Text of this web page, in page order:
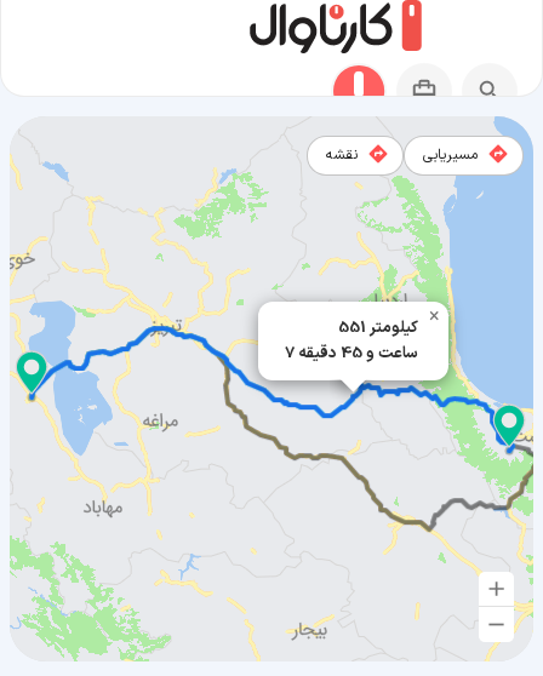
551 کیلومتر
7 ساعت و 45 دقیقه
×
مسیریابی نقشه
مسیر شفت به ارومیه